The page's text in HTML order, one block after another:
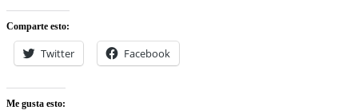
Comparte esto:
Twitter Facebook
Me gusta esto: